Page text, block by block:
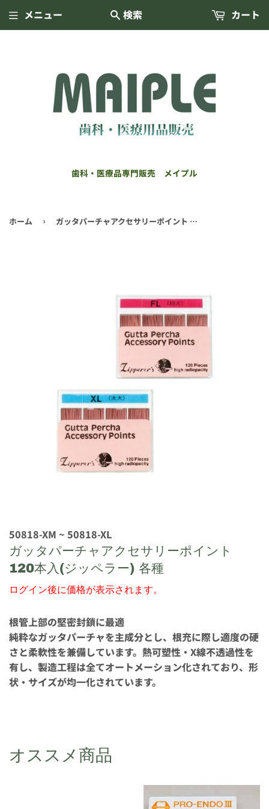
歯科・医療品専門販売 メイプル
メニュー 検索 カート
ホーム › ガッタパーチャアクセサリーポイント 120本入(ジッペラー) 各種
50818-XM ~ 50818-XL
ガッタパーチャアクセサリーポイント
120本入(ジッペラー) 各種
ログイン後に価格が表示されます。
根管上部の堅密封鎖に最適
純粋なガッタパーチャを主成分とし、根充に際し適度の硬
さと柔軟性を兼備しています。熱可塑性・X線不透過性を
有し、製造工程は全てオートメーション化されており、形
状・サイズが均一化されています。
オススメ商品